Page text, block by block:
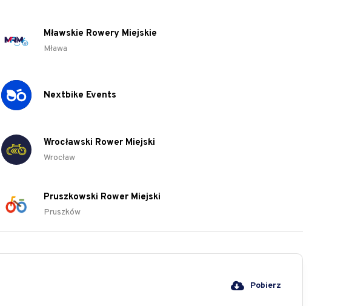
Mławskie Rowery Miejskie
Mława
Nextbike Events
Wrocławski Rower Miejski
Wrocław
Pruszkowski Rower Miejski
Pruszków
Pobierz